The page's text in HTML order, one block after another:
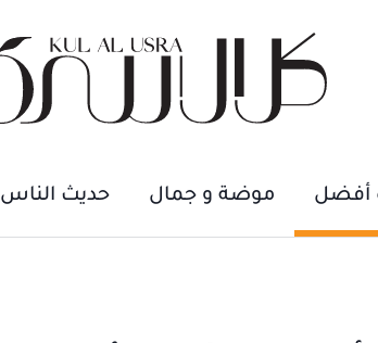
أفضل موضة و جمال حديث الناس